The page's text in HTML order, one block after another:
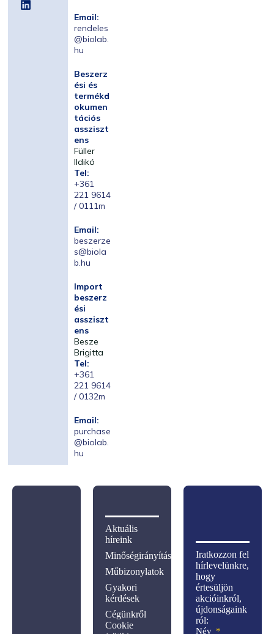
Email:
rendeles
@biolab.
hu
Beszerz
ési és
termékd
okumen
tációs
assziszt
ens
Füller
Ildikó
Tel:
+361
221 9614
/ 0111m
Email:
beszerze
s@biola
b.hu
Import
beszerz
ési
assziszt
ens
Besze
Brigitta
Tel:
+361
221 9614
/ 0132m
Email:
purchase
@biolab.
hu
Iratkozzon fel
hírlevelünkre,
hogy
értesüljön
akcióinkról,
újdonságaink
ról:
Név
Aktuális
híreink
Minőségirányítás
Műbizonylatok
Gyakori
kérdések
Cégünkről
Cookie